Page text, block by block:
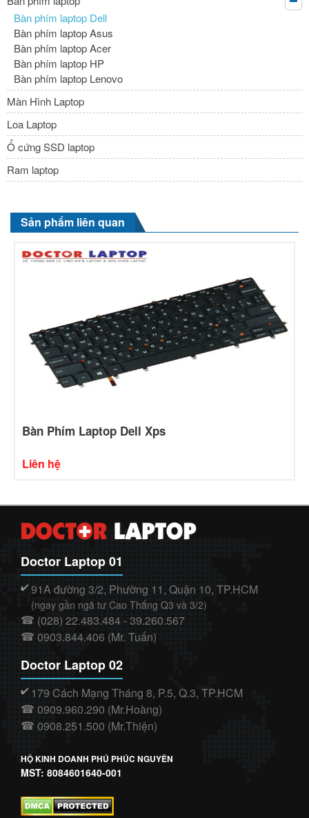
Bàn phím laptop Dell
Bàn phím laptop Asus
Bàn phím laptop Acer
Bàn phím laptop HP
Bàn phím laptop Lenovo
Màn Hình Laptop
Loa Laptop
Ổ cứng SSD laptop
Ram laptop
Sản phẩm liên quan
Bàn Phím Laptop Dell Xps
Liên hệ
Doctor Laptop 01
✔️ 91A đường 3/2, Phường 11, Quận 10, TP.HCM
(ngay gần ngã tư Cao Thắng Q3 và 3/2)
☎ (028) 22.483.484 - 39.260.567
☎ 0903.844.406 (Mr. Tuấn)
Doctor Laptop 02
✔️ 179 Cách Mạng Tháng 8, P.5, Q.3, TP.HCM
☎ 0909.960.290 (Mr.Hoàng)
☎ 0908.251.500 (Mr.Thiện)
HỘ KINH DOANH PHÚ PHÚC NGUYÊN
MST: 8084601640-001